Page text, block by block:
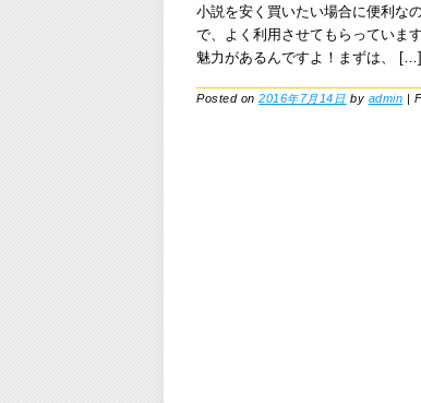
小説を安く買いたい場合に便利な
で、よく利用させてもらっていま
魅力があるんですよ！まずは、 […]
Posted on2016年7月14日 by admin |